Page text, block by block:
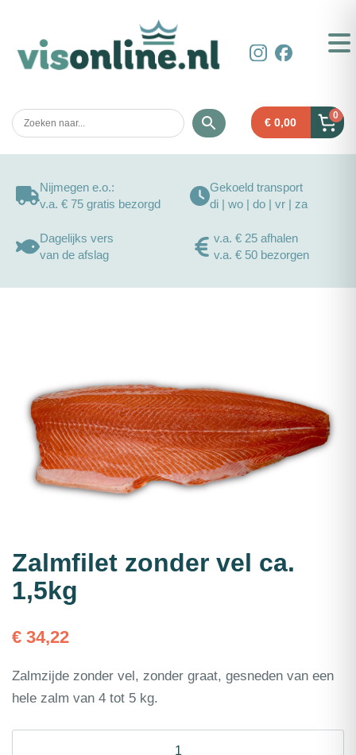
€ 0,00
0
Nijmegen e.o.:
v.a. € 75 gratis bezorgd
Gekoeld transport
di | wo | do | vr | za
Dagelijks vers
van de afslag
v.a. € 25 afhalen
v.a. € 50 bezorgen
Zalmfilet zonder vel ca.
1,5kg
€ 34,22
Zalmzijde zonder vel, zonder graat, gesneden van een
hele zalm van 4 tot 5 kg.